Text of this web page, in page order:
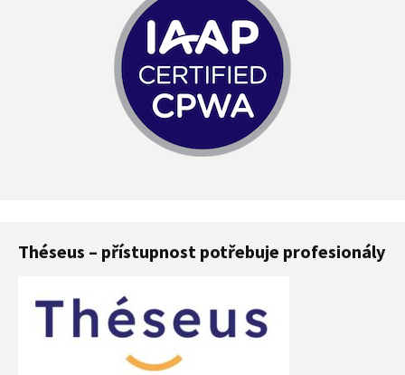
Théseus – přístupnost potřebuje profesionály